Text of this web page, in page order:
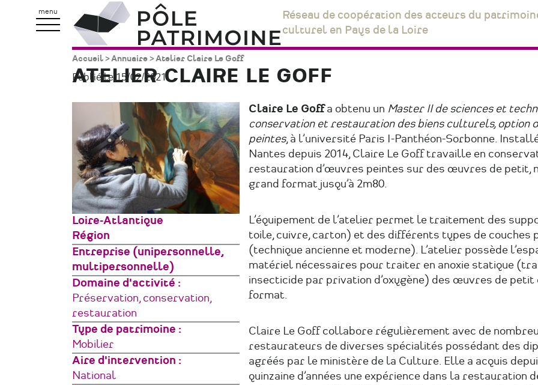
menu
Pôle
Patrimoine
Réseau de coopération des acteurs du
culturel en Pays de la Loire
Fil
Accueil Annuaire Atelier Claire Le Goff
ATELIER CLAIRE LE GOFF
Publié le 15/02/2021.
Zone
géographique
Loire-Atlantique
Région
Type
de
structure
Entreprise (unipersonnelle,
multipersonnelle)
Domaine d'activité
Préservation, conservation,
restauration
Type de patrimoine
Mobilier
Aire d'intervention
National
Claire Le Goffa obtenu un Master II de sciences et
conservation et restauration des biens culturels, option
peintes, à l’université Paris I-Panthéon-Sorbonne.
Nantes depuis 2014, Claire Le Goff travaille en
restauration d’œuvres peintes sur des œuvres de petit,
grand format jusqu’à 2m80.
L’équipement de l’atelier permet le traitement des
toile, cuivre, carton) et des différents types de couches
(technique ancienne et moderne). L’atelier possède
matériel nécessaires pour traiter en anoxie statique
insecticide par privation d’oxygène) des œuvres de petit
format.
Claire Le Goff collabore régulièrement avec de
restaurateurs de diverses spécialités possédant des
agréés par le ministère de la Culture. Elle a acquis
quinzaine d’années une expérience dans la restauration